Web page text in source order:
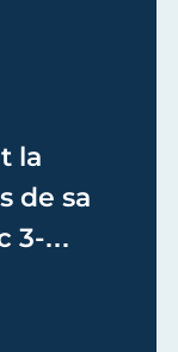
la
de sa
3-